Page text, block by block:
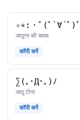
✧∗:・ﾟ(ﾟ`∀´ﾟ)
जादूगर की चमककाओमोजी
कॉपी करें
∑(｡･Д･｡)ﾉ
जादू टोनाकाओमोजी
कॉपी करें